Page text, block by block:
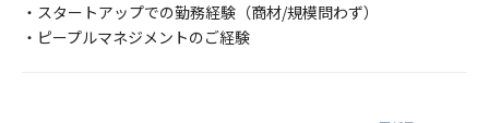
・スタートアップでの勤務経験（商材/規模問わず）
・ピープルマネジメントのご経験